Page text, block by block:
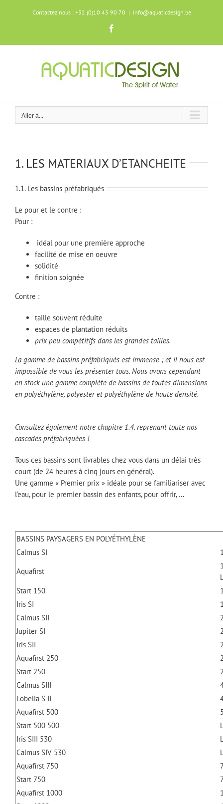
Contactez nous : +32 (0)10 43 90 70 | info@aquaticdesign.be
Aller à...
1. LES MATERIAUX D’ETANCHEITE
1.1. Les bassins préfabriqués
Le pour et le contre :
Pour :
idéal pour une première approche
facilité de mise en oeuvre
solidité
finition soignée
Contre :
taille souvent réduite
espaces de plantation réduits
prix peu compétitifs dans les grandes tailles.
La gamme de bassins préfabriqués est immense ; et il nous est
impossible de vous les présenter tous. Nous avons cependant
en stock une gamme complète de bassins de toutes dimensions
en polyéthylène, polyester et polyéthylène de haute densité.
Consultez également notre chapitre 1.4. reprenant toute nos
cascades préfabriquées !
Tous ces bassins sont livrables chez vous dans un délai très
court (de 24 heures à cinq jours en général).
Une gamme « Premier prix » idéale pour se familiariser avec
l’eau, pour le premier bassin des enfants, pour offrir, …
BASSINS PAYSAGERS EN POLYÉTHYLÈNE
Calmus SI
Aquafirst
Start 150
Iris SI
Calmus SII
Jupiter SI
Iris SII
Aquafirst 250
Start 250
Calmus SIII
Lobelia S II
Aquafirst 500
Start 500 500
Iris SIII 530
Calmus SIV 530
Aquafirst 750
Start 750
Aquafirst 1000